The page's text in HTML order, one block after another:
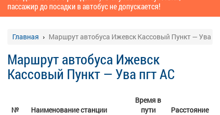
пассажир до посадки в автобус не допускается!
Главная Маршрут автобуса Ижевск Кассовый Пункт — Ува
Маршрут автобуса Ижевск
Кассовый Пункт — Ува пгт АС
№ Наименование станции
Время в
пути
Расстояние